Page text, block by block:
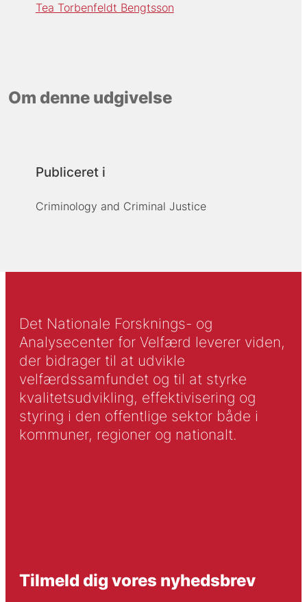
Tea Torbenfeldt Bengtsson
Om denne udgivelse
Publiceret i
Criminology and Criminal Justice
Det Nationale Forsknings- og
Analysecenter for Velfærd leverer viden,
der bidrager til at udvikle
velfærdssamfundet og til at styrke
kvalitetsudvikling, effektivisering og
styring i den offentlige sektor både i
kommuner, regioner og nationalt.
Tilmeld dig vores nyhedsbrev